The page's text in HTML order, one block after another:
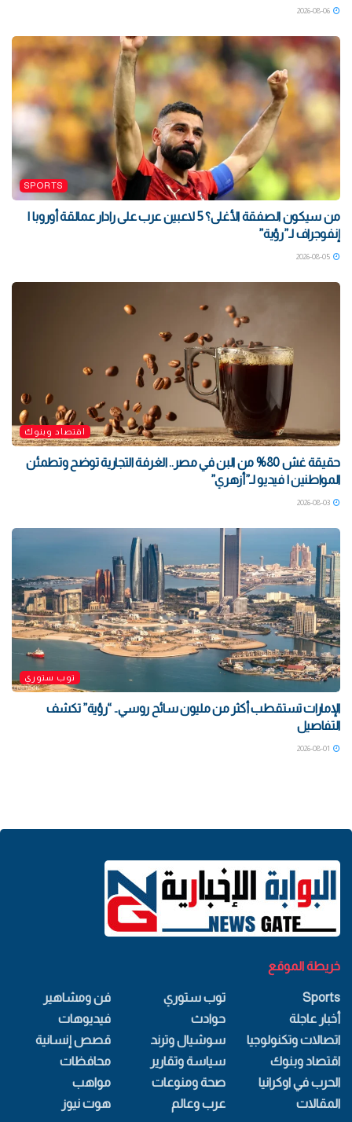
SPORTS
من سيكون الصفقة الأغلى؟ 5 لاعبين عرب على رادار عمالقة أوروبا |
إنفوجراف لـ”رؤية”
اقتصاد وبنوك
حقيقة غش 80% من البن في مصر.. الغرفة التجارية توضح وتطمئن
المواطنين | فيديو لـ”أزهري”
توب ستوري
الإمارات تستقطب أكثر من مليون سائح روسي.. “رؤية” تكشف
التفاصيل
خريطة الموقع
Sports
أخبار عاجلة
اتصالات وتكنولوجيا
اقتصاد وبنوك
الحرب في اوكرانيا
المقالات
توب ستوري
حوادث
سوشيال وترند
سياسة وتقارير
صحة ومنوعات
عرب وعالم
فن ومشاهير
فيديوهات
قصص إنسانية
محافظات
مواهب
هوت نيوز